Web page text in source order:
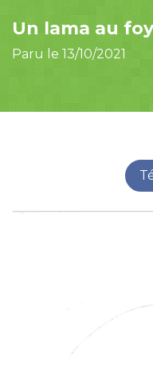
Un lama au
Paru le 13/10/2021